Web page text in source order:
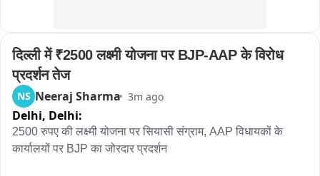
दिल्ली में ₹2500 लक्ष्मी योजना पर BJP-AAP के विरोध
प्रदर्शन तेज
NS Neeraj Sharma 3m ago
Delhi, Delhi:
2500 रुपए की लक्ष्मी योजना पर सियासी संग्राम, AAP विधायकों के
कार्यालयों पर BJP का जोरदार प्रदर्शन